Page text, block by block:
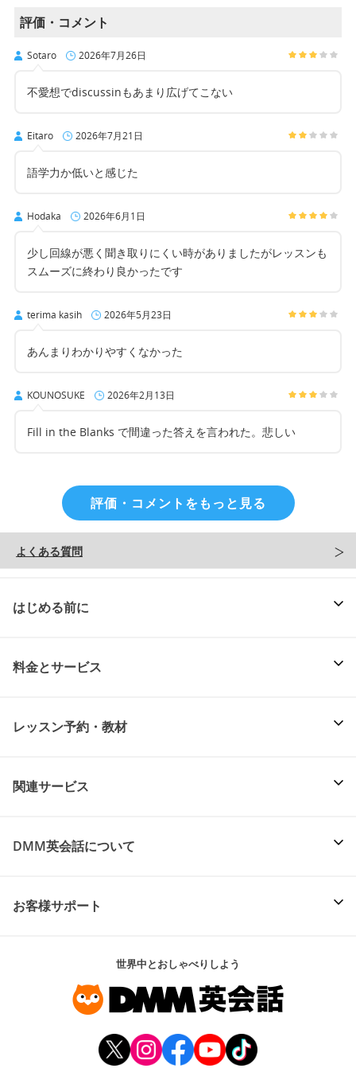
評価・コメント
Sotaro 2026年7月26日
不愛想でdiscussinもあまり広げてこない
Eitaro 2026年7月21日
語学力か低いと感じた
Hodaka 2026年6月1日
少し回線が悪く聞き取りにくい時がありましたがレッスンも
スムーズに終わり良かったです
terima kasih 2026年5月23日
あんまりわかりやすくなかった
KOUNOSUKE 2026年2月13日
Fill in the Blanks で間違った答えを言われた。悲しい
評価・コメントをもっと見る
よくある質問
はじめる前に
料金とサービス
レッスン予約・教材
関連サービス
DMM英会話について
お客様サポート
世界中とおしゃべりしよう